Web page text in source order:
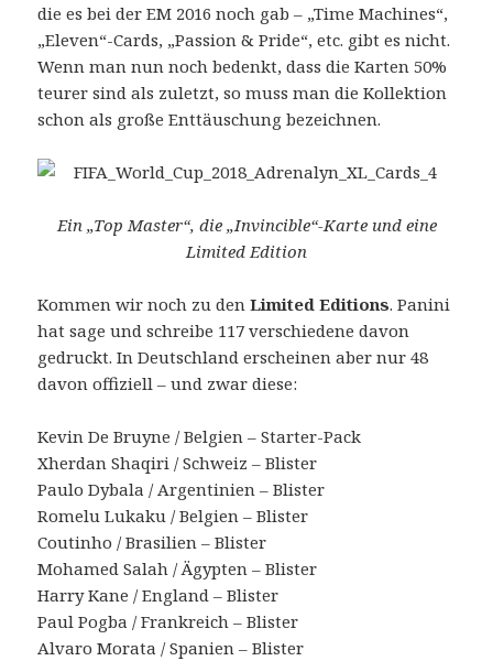
die es bei der EM 2016 noch gab – „Time Machines“,
„Eleven“-Cards, „Passion & Pride“, etc. gibt es nicht.
Wenn man nun noch bedenkt, dass die Karten 50%
teurer sind als zuletzt, so muss man die Kollektion
schon als große Enttäuschung bezeichnen.
Ein „Top Master“, die „Invincible“-Karte und eine
Limited Edition
Kommen wir noch zu denLimited Editions. Panini
hat sage und schreibe 117 verschiedene davon
gedruckt. In Deutschland erscheinen aber nur 48
davon offiziell – und zwar diese:
Kevin De Bruyne / Belgien – Starter-Pack
Xherdan Shaqiri / Schweiz – Blister
Paulo Dybala / Argentinien – Blister
Romelu Lukaku / Belgien – Blister
Coutinho / Brasilien – Blister
Mohamed Salah / Ägypten – Blister
Harry Kane / England – Blister
Paul Pogba / Frankreich – Blister
Alvaro Morata / Spanien – Blister